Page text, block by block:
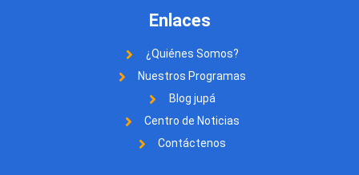
Enlaces
¿Quiénes Somos?
Nuestros Programas
Blog jupá
Centro de Noticias
Contáctenos